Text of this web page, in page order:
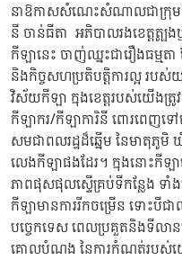
នាឱកាសសំណេះសំណាលជាក្រុម
នី ចាន់ធីតា អភិបាលរងខេត្តត្បូង
កីឡានេះ ចាញ់ឈ្នះជារឿងធម្មត
និងកិច្ចសហប្រតិបត្តិការល្អ របស់
វិស័យកីឡា ក្នុងខេត្តរបស់យើងត្
កីឡាករ/កីឡាការិនី ពោរពេញទៅ
សមជាពលរដ្ឋដ៏ឆ្នើម នៃមាតុភូ
លេងកីឡាផងដែរ។ ក្នុងនោះកីឡ
ភាពផុសផុលស្ទើគ្រប់ទីកន្លែង ទាំ
កីឡាមានការរីកចម្រើន ទោះបី
បច្ចេកទេស ពេលប្រគួតនិងទីល
គោលបំណង នៃការកំណត់របស់